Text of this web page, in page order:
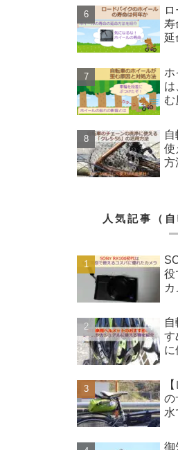
寿
延
ホ
は
む
使
方
人気記事（
役
カ
す
に
の
水
御